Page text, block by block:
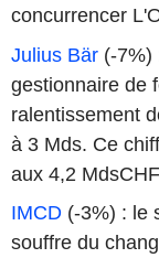
concurrencer
Julius Bär (-7%)
gestionnaire de
ralentissement
à 3 Mds. Ce
aux 4,2
IMCD (-3%) : le
souffre du